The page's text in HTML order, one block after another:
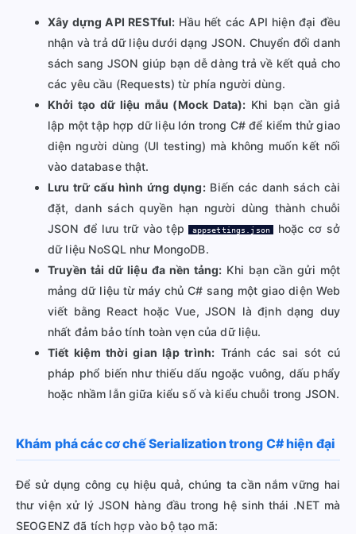
Xây dựng API RESTful: Hầu hết các API hiện đại đều
nhận và trả dữ liệu dưới dạng JSON. Chuyển đổi danh
sách sang JSON giúp bạn dễ dàng trả về kết quả cho
các yêu cầu (Requests) từ phía người dùng.
Khởi tạo dữ liệu mẫu (Mock Data): Khi bạn cần giả
lập một tập hợp dữ liệu lớn trong C# để kiểm thử giao
diện người dùng (UI testing) mà không muốn kết nối
vào database thật.
Lưu trữ cấu hình ứng dụng:Biến các danh sách cài
đặt, danh sách quyền hạn người dùng thành chuỗi
JSON để lưu trữ vào tệp appsettings.json
hoặc cơ sở
dữ liệu NoSQL như MongoDB.
Truyền tải dữ liệu đa nền tảng: Khi bạn cần gửi một
mảng dữ liệu từ máy chủ C# sang một giao diện Web
viết bằng React hoặc Vue, JSON là định dạng duy
nhất đảm bảo tính toàn vẹn của dữ liệu.
Tiết kiệm thời gian lập trình: Tránh các sai sót cú
pháp phổ biến như thiếu dấu ngoặc vuông, dấu phẩy
hoặc nhầm lẫn giữa kiểu số và kiểu chuỗi trong JSON.
Khám phá các cơ chế Serialization trong C# hiện đại
Để sử dụng công cụ hiệu quả, chúng ta cần nắm vững hai
thư viện xử lý JSON hàng đầu trong hệ sinh thái .NET mà
SEOGENZ đã tích hợp vào bộ tạo mã: